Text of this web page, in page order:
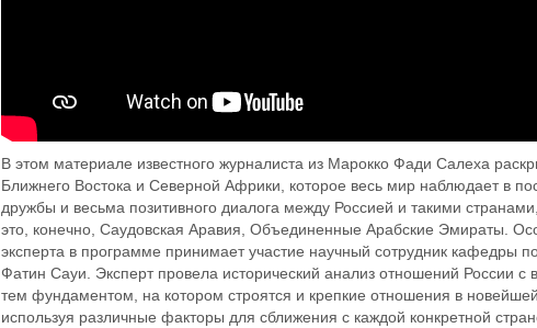
В этом материале известного журналиста из Марокко Фади Салеха
Ближнего Востока и Северной Африки, которое весь мир наблюдает в
дружбы и весьма позитивного диалога между Россией и такими
это, конечно, Саудовская Аравия, Объединенные Арабские Эмираты.
эксперта в программе принимает участие научный сотрудник кафедры
Фатин Сауи. Эксперт провела исторический анализ отношений России
тем фундаментом, на котором строятся и крепкие отношения в
используя различные факторы для сближения с каждой конкретной